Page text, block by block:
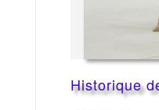
Historique